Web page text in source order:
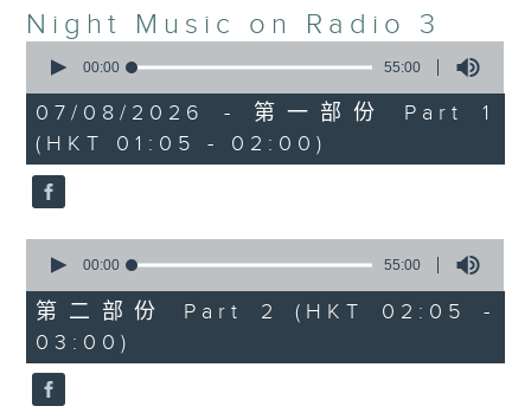
Seven days a week from 1.05am...
Night Music on Radio 3
seconds
55
minutes,
0
seconds
00:00 55:00
07/08/2026 - 第一部份 Part 1
(HKT 01:05 - 02:00)
seconds
55
minutes,
0
seconds
00:00 55:00
第二部份 Part 2 (HKT 02:05 -
03:00)